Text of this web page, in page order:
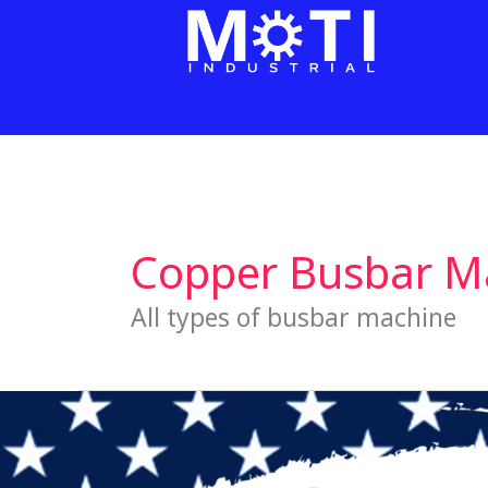
Copper Busbar
All types of busbar machine
INDUSTRIAL
refuerza